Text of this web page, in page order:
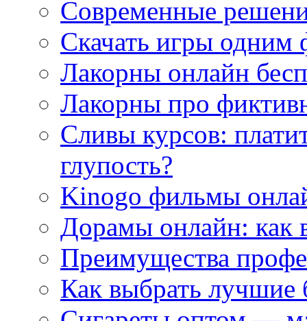
Современные
Скачать игры одним
Лакорны онлайн
Лакорны про
Сливы курсов:
глупость?
Kinogo фильмы
Дорамы онлайн: как
Преимущества
Как выбрать